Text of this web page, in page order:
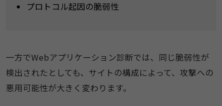
プロトコル起因の脆弱性
一方でWebアプリケーション診断では、同じ脆弱性が
検出されたとしても、サイトの構成によって、攻撃への
悪用可能性が大きく変わります。